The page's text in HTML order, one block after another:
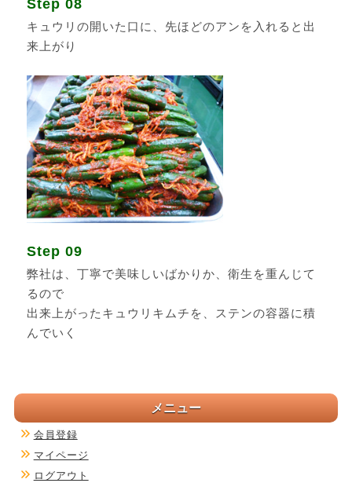
Step 08
キュウリの開いた口に、先ほどのアンを入れると出
来上がり
Step 09
弊社は、丁寧で美味しいばかりか、衛生を重んじて
るので
出来上がったキュウリキムチを、ステンの容器に積
んでいく
メニュー
会員登録
マイページ
ログアウト